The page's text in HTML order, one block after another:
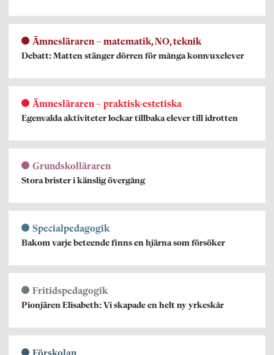
Ämnesläraren – matematik, NO, teknik
Debatt: Matten stänger dörren för många komvuxelever
Ämnesläraren – praktisk-estetiska
Egenvalda aktiviteter lockar tillbaka elever till idrotten
Grundskolläraren
Stora brister i känslig övergång
Specialpedagogik
Bakom varje beteende finns en hjärna som försöker
Fritidspedagogik
Pionjären Elisabeth: Vi skapade en helt ny yrkeskår